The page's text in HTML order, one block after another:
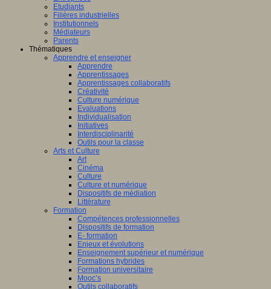
Etudiants
Filières industrielles
Institutionnels
Médiateurs
Parents
Thématiques
Apprendre et enseigner
Apprendre
Apprentissages
Apprentissages collaboratifs
Créativité
Culture numérique
Evaluations
Individualisation
Initiatives
Interdisciplinarité
Outils pour la classe
Arts et Culture
Art
Cinéma
Culture
Culture et numérique
Dispositifs de médiation
Littérature
Formation
Compétences professionnelles
Dispositifs de formation
E- formation
Enjeux et évolutions
Enseignement supérieur et numérique
Formations hybrides
Formation universitaire
Mooc’s
Outils collaboratifs